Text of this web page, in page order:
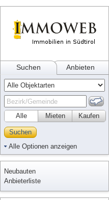
Suchen Anbieten
Alle Kaufen
Mieten
Suchen
Alle Optionen anzeigen
Neubauten
Anbieterliste